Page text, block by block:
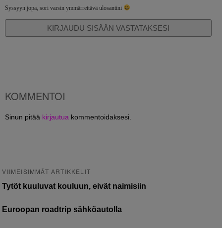
Syssyyn jopa, sori varsin ymmärrettävä ulosantini
KIRJAUDU SISÄÄN VASTATAKSESI
KOMMENTOI
Sinun pitää kirjautua kommentoidaksesi.
VIIMEISIMMÄT ARTIKKELIT
Tytöt kuuluvat kouluun, eivät naimisiin
Euroopan roadtrip sähköautolla